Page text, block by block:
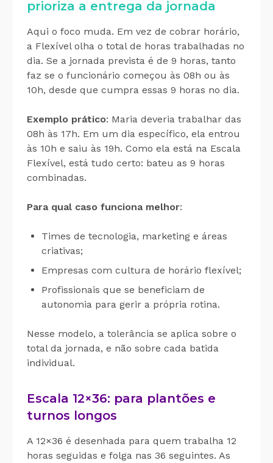
prioriza a entrega da jornada
Aqui o foco muda. Em vez de cobrar horário,
a Flexível olha o total de horas trabalhadas no
dia. Se a jornada prevista é de 9 horas, tanto
faz se o funcionário começou às 08h ou às
10h, desde que cumpra essas 9 horas no dia.
Exemplo prático: Maria deveria trabalhar das
08h às 17h. Em um dia específico, ela entrou
às 10h e saiu às 19h. Como ela está na Escala
Flexível, está tudo certo: bateu as 9 horas
combinadas.
Para qual caso funciona melhor:
Times de tecnologia, marketing e áreas
criativas;
Empresas com cultura de horário flexível;
Profissionais que se beneficiam de
autonomia para gerir a própria rotina.
Nesse modelo, a tolerância se aplica sobre o
total da jornada, e não sobre cada batida
individual.
Escala 12×36: para plantões e
turnos longos
A 12×36 é desenhada para quem trabalha 12
horas seguidas e folga nas 36 seguintes. As